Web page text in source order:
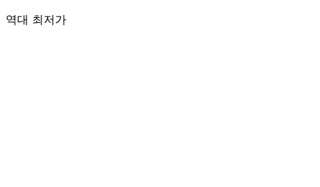
역대 최저가